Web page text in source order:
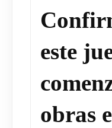
este
obras